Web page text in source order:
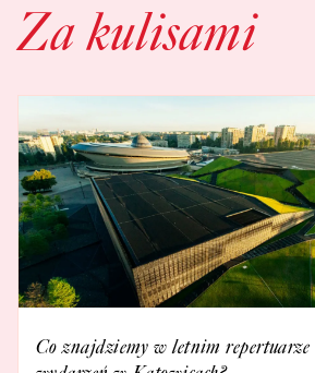
Za kulisami
Co znajdziemy w letnim repertuarze